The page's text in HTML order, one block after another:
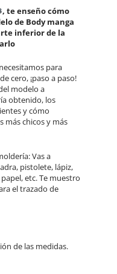
, te enseño cómo
de Body manga
inferior de la
para
cero, ¡paso a paso!
modelo a
obtenido, los
y cómo
más chicos y más
Vas a
pistolete, lápiz,
etc. Te muestro
el trazado de
de las medidas.